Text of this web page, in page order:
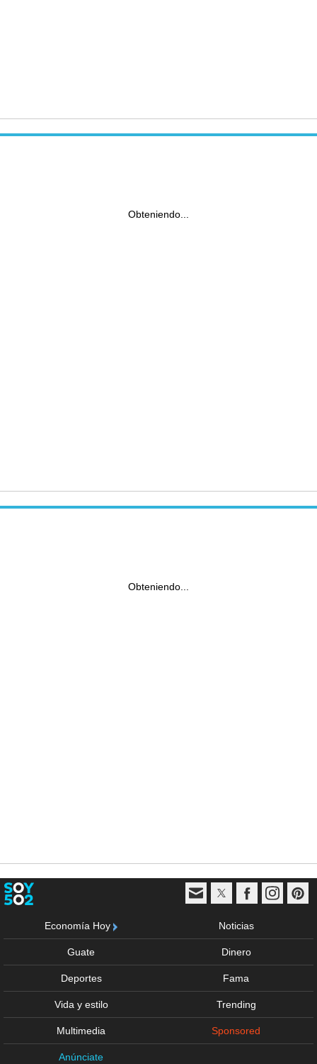
Obteniendo...
Obteniendo...
Economía Hoy Noticias
Guate Dinero
Deportes Fama
Vida y estilo Trending
Multimedia Sponsored
Anúnciate